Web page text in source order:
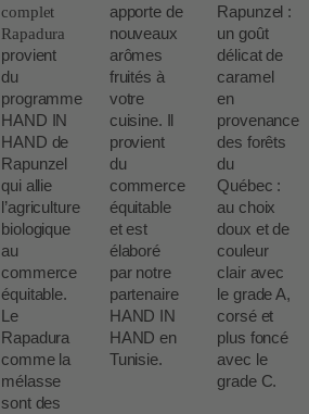
complet
Rapadura
provient
du
programme
HAND IN
HAND de
Rapunzel
qui allie
l’agriculture
biologique
au
commerce
équitable.
Le
Rapadura
comme la
mélasse
sont des
apporte de
nouveaux
arômes
fruités à
votre
cuisine. Il
provient
du
commerce
équitable
et est
élaboré
par notre
partenaire
HAND IN
HAND en
Tunisie.
Rapunzel :
un goût
délicat de
caramel
en
provenance
des forêts
du
Québec :
au choix
doux et de
couleur
clair avec
le grade A,
corsé et
plus foncé
avec le
grade C.